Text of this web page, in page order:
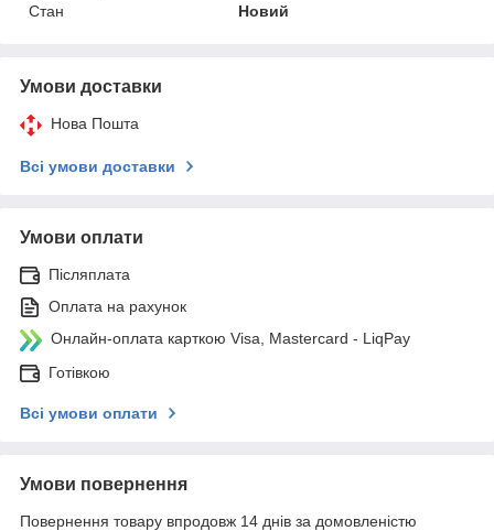
Стан
Новий
Умови доставки
Нова Пошта
Всі умови доставки
Умови оплати
Післяплата
Оплата на рахунок
Онлайн-оплата карткою Visa, Mastercard - LiqPay
Готівкою
Всі умови оплати
Умови повернення
Повернення товару впродовж 14 днів за домовленістю